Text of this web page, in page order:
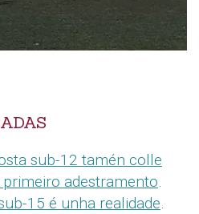
sub-12 tamén colle
adestramento.
15 é unha realidade.